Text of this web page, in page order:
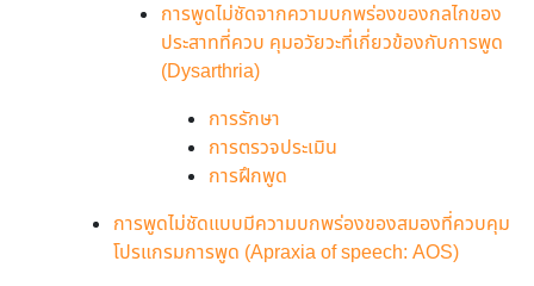
การพูดไม่ชัดจากความบกพร่องของกลไกของ
ประสาทที่ควบ คุมอวัยวะที่เกี่ยวข้องกับการพูด
(Dysarthria)
การรักษา
การตรวจประเมิน
การฝึกพูด
การพูดไม่ชัดแบบมีความบกพร่องของสมองที่ควบคุม
โปรแกรมการพูด (Apraxia of speech: AOS)